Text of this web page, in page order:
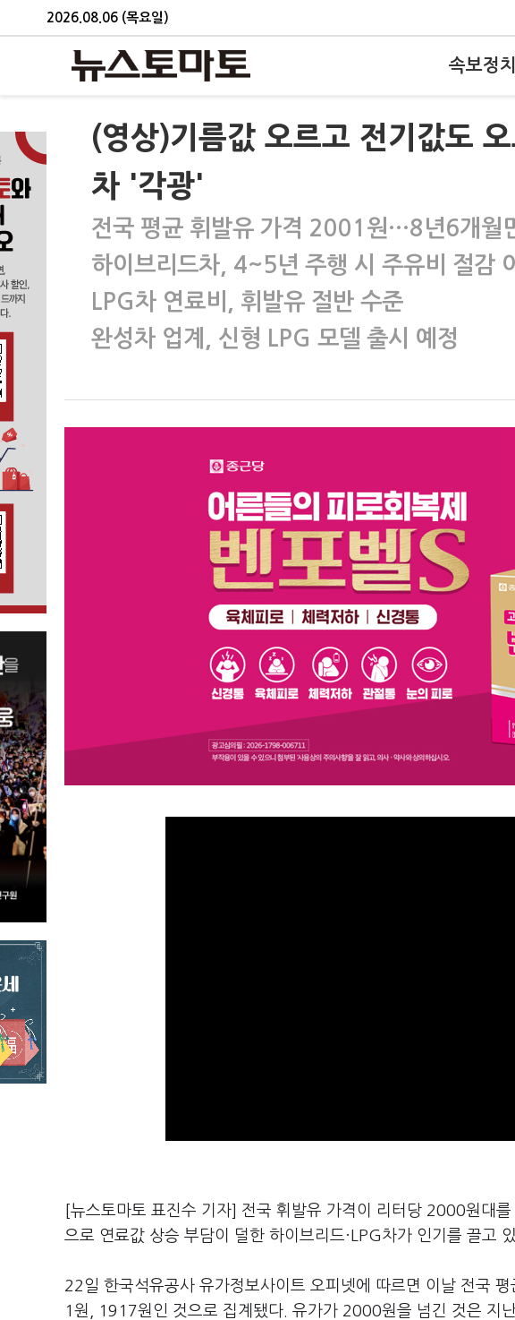
2026.08.06 (목요일)
속보정치
(영상)기름값 오르고 전기값도
차 '각광'
전국 평균 휘발유 가격 2001원…8년6개월
하이브리드차, 4~5년 주행 시 주유비 절감
LPG차 연료비, 휘발유 절반 수준
완성차 업계, 신형 LPG 모델 출시 예정
[뉴스토마토 표진수 기자] 전국 휘발유 가격이 리터당 2000원대
으로 연료값 상승 부담이 덜한 하이브리드·LPG차가 인기를 끌고
22일 한국석유공사 유가정보사이트 오피넷에 따르면 이날 전국
1원, 1917원인 것으로 집계됐다. 유가가 2000원을 넘긴 것은 지